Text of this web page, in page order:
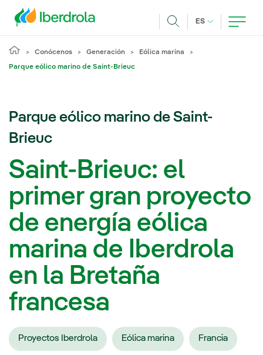
ES IDIOMA
Conócenos Generación Eólica marina
Parque eólico marino de Saint-Brieuc
Parque eólico marino de Saint-
Brieuc
Saint-Brieuc: el
primer gran proyecto
de energía eólica
marina de Iberdrola
en la Bretaña
francesa
Proyectos Iberdrola Eólica marina Francia